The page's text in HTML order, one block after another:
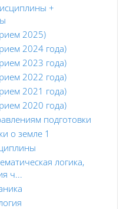
+
2025)
2024 года)
2023 года)
2022 года)
2021 года)
2020 года)
подготовки
о земле 1
логика,
ч...